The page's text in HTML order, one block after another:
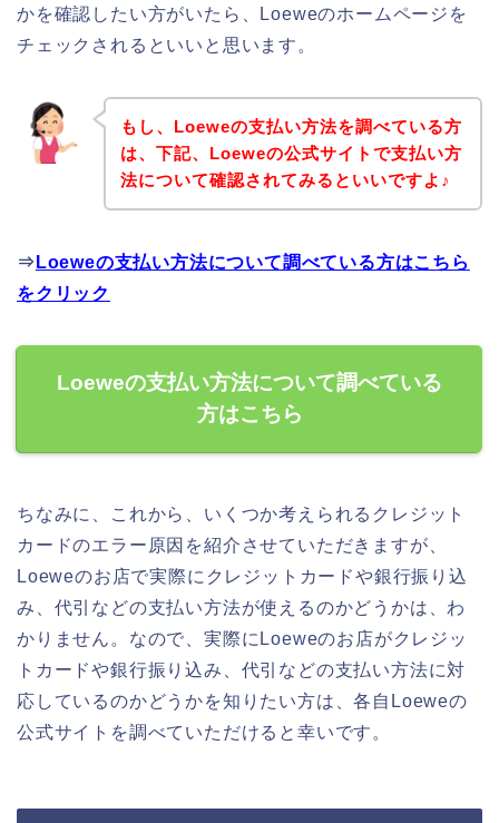
かを確認したい方がいたら、Loeweのホームページを
チェックされるといいと思います。
もし、Loeweの支払い方法を調べている方
は、下記、Loeweの公式サイトで支払い方
法について確認されてみるといいですよ♪
⇒ Loeweの支払い方法について調べている方はこちら
をクリック
Loeweの支払い方法について調べている
方はこちら
ちなみに、これから、いくつか考えられるクレジット
カードのエラー原因を紹介させていただきますが、
Loeweのお店で実際にクレジットカードや銀行振り込
み、代引などの支払い方法が使えるのかどうかは、わ
かりません。なので、実際にLoeweのお店がクレジッ
トカードや銀行振り込み、代引などの支払い方法に対
応しているのかどうかを知りたい方は、各自Loeweの
公式サイトを調べていただけると幸いです。